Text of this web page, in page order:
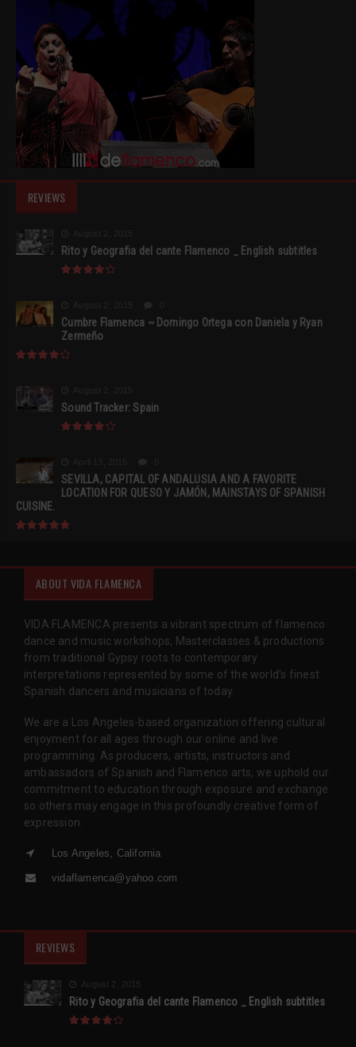
REVIEWS
Rito y Geografia del cante Flamenco _ English subtitles
Cumbre Flamenca ~ Domingo Ortega con Daniela y Ryan
Zermeño
Sound Tracker: Spain
SEVILLA, CAPITAL OF ANDALUSIA AND A FAVORITE
LOCATION FOR QUESO Y JAMÓN, MAINSTAYS OF SPANISH
CUISINE.
ABOUT VIDA FLAMENCA
VIDA FLAMENCA presents a vibrant spectrum of flamenco
dance and music workshops, Masterclasses & productions
from traditional Gypsy roots to contemporary
interpretations represented by some of the world’s finest
Spanish dancers and musicians of today.
We are a Los Angeles-based organization offering cultural
enjoyment for all ages through our online and live
programming. As producers, artists, instructors and
ambassadors of Spanish and Flamenco arts, we uphold our
commitment to education through exposure and exchange
so others may engage in this profoundly creative form of
expression.
Los Angeles, California
vidaflamenca@yahoo.com
REVIEWS
August 2, 2015
Rito y Geografia del cante Flamenco _ English subtitles